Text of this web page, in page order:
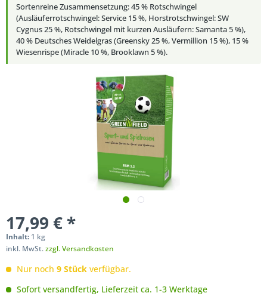
Sortenreine Zusammensetzung: 45 % Rotschwingel
(Ausläuferrotschwingel: Service 15 %, Horstrotschwingel: SW
Cygnus 25 %, Rotschwingel mit kurzen Ausläufern: Samanta 5 %),
40 % Deutsches Weidelgras (Greensky 25 %, Vermillion 15 %), 15 %
Wiesenrispe (Miracle 10 %, Brooklawn 5 %).
17,99 € *
Inhalt: 1 kg
inkl. MwSt.zzgl. Versandkosten
Nur noch 9 Stück verfügbar.
Sofort versandfertig, Lieferzeit ca. 1-3 Werktage